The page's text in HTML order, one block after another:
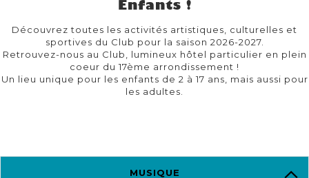
Enfants !
Découvrez toutes les activités artistiques, culturelles et
sportives du Club pour la saison 2026-2027.
Retrouvez-nous au Club, lumineux hôtel particulier en plein
coeur du 17ème arrondissement !
Un lieu unique pour les enfants de 2 à 17 ans, mais aussi pour
les adultes.
MUSIQUE